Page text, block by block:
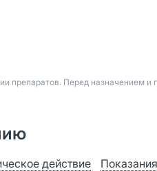
препаратов. Перед назначением
действие Показания